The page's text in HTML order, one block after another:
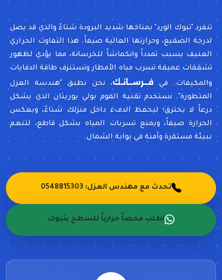
تنفرد "تبوك الورد" بمناخها شديد البرودة شتاءً والذي قد يصل
لدرجة الصقيع، وحرارتها العالية صيفاً. هذا التفاوت الحراري
العنيف يسبب تمدداً وانكماشاً للخرسانة، مما يؤدي لظهور
تشققات عميقة تسرب مياه الأمطار وتستنزف طاقة الدفايات
والمكيفات. في فــرســانـك، نحن نطبق "هندسة العزل
المتطورة". نستخدم تقنية الفوم بولي يوريثان الذي يشكل
درعاً لا يخترق؛ ليحفظ الدفء داخل منزلك شتاءً، ويعكس
الحرارة صيفاً، ويمنع تسربات المياه بشكل قاطع، لتنعم
ببيئة مستقرة وآمنة في بوابة الشمال.
تحدث مع مهندس العزل: 0548815303
اطلب فحصاً حرارياً للسطح بتبوك